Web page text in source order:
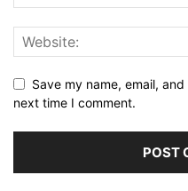
Save my name, email,
next time I comment.